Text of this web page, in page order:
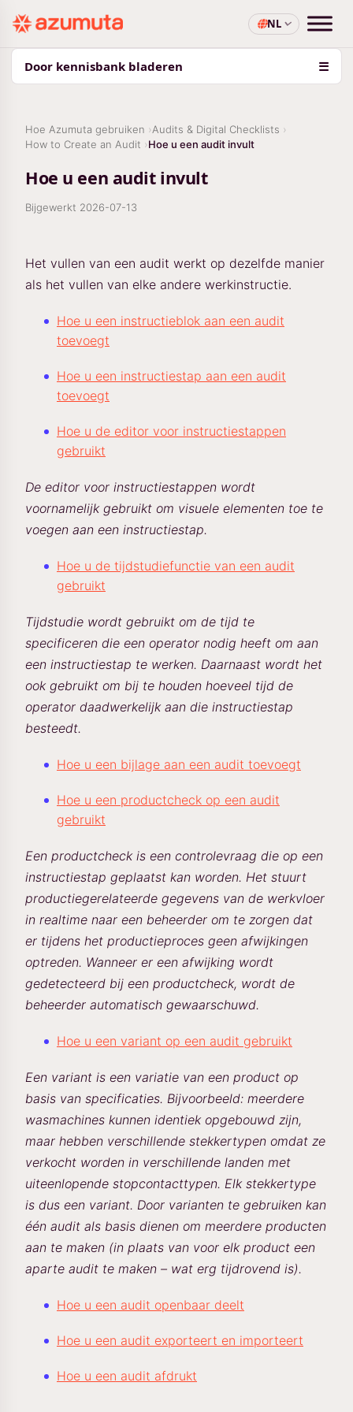
NL
Door kennisbank bladeren ☰
Hoe Azumuta gebruiken
Audits & Digital Checklists
How to Create an Audit
Hoe u een audit invult
Hoe u een audit invult
Bijgewerkt 2026-07-13
Het vullen van een audit werkt op dezelfde manier
als het vullen van elke andere werkinstructie.
Hoe u een instructieblok aan een audit
toevoegt
Hoe u een instructiestap aan een audit
toevoegt
Hoe u de editor voor instructiestappen
gebruikt
De editor voor instructiestappen wordt
voornamelijk gebruikt om visuele elementen toe te
voegen aan een instructiestap.
Hoe u de tijdstudiefunctie van een audit
gebruikt
Tijdstudie wordt gebruikt om de tijd te
specificeren die een operator nodig heeft om aan
een instructiestap te werken. Daarnaast wordt het
ook gebruikt om bij te houden hoeveel tijd de
operator daadwerkelijk aan die instructiestap
besteedt.
Hoe u een bijlage aan een audit toevoegt
Hoe u een productcheck op een audit
gebruikt
Een productcheck is een controlevraag die op een
instructiestap geplaatst kan worden. Het stuurt
productiegerelateerde gegevens van de werkvloer
in realtime naar een beheerder om te zorgen dat
er tijdens het productieproces geen afwijkingen
optreden. Wanneer er een afwijking wordt
gedetecteerd bij een productcheck, wordt de
beheerder automatisch gewaarschuwd.
Hoe u een variant op een audit gebruikt
Een variant is een variatie van een product op
basis van specificaties. Bijvoorbeeld: meerdere
wasmachines kunnen identiek opgebouwd zijn,
maar hebben verschillende stekkertypen omdat ze
verkocht worden in verschillende landen met
uiteenlopende stopcontacttypen. Elk stekkertype
is dus een variant. Door varianten te gebruiken kan
één audit als basis dienen om meerdere producten
aan te maken (in plaats van voor elk product een
aparte audit te maken – wat erg tijdrovend is).
Hoe u een audit openbaar deelt
Hoe u een audit exporteert en importeert
Hoe u een audit afdrukt